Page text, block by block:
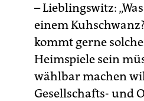
– Lieblingswitz:
einem
kommt gerne
Heimspiele sein
wählbar machen
Gesellschafts- und